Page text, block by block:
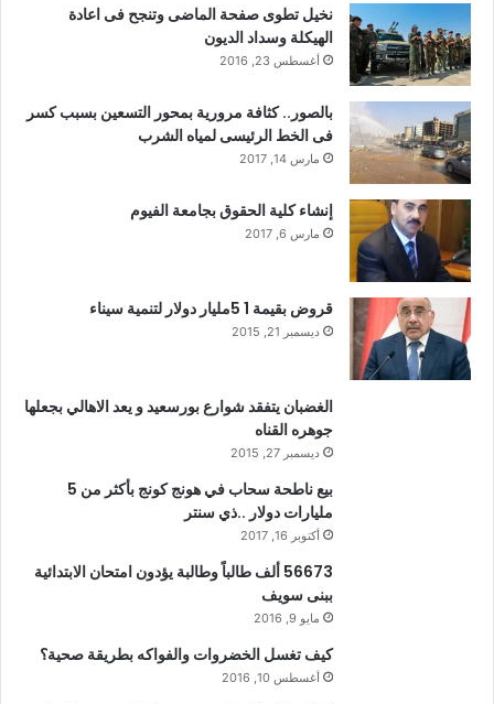
نخيل تطوى صفحة الماضى وتنجح فى اعادة
الهيكلة وسداد الديون
أغسطس 23, 2016
بالصور.. كثافة مرورية بمحور التسعين بسبب كسر
فى الخط الرئيسى لمياه الشرب
مارس 14, 2017
إنشاء كلية الحقوق بجامعة الفيوم
مارس 6, 2017
قروض بقيمة 1 5مليار دولار لتنمية سيناء
ديسمبر 21, 2015
الغضبان يتفقد شوارع بورسعيد و يعد الاهالي بجعلها
جوهره القناه
ديسمبر 27, 2015
بيع ناطحة سحاب في هونج كونج بأكثر من 5
مليارات دولار ..ذي سنتر
أكتوبر 16, 2017
56673 ألف طالباً وطالبة يؤدون امتحان الابتدائية
ببنى سويف
مايو 9, 2016
كيف تغسل الخضروات والفواكه بطريقة صحية؟
أغسطس 10, 2016